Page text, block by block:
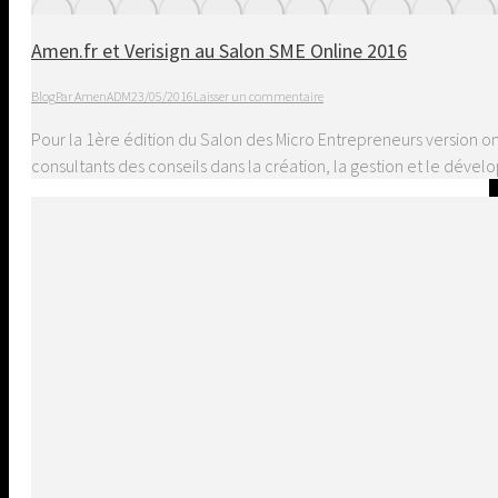
Amen.fr et Verisign au Salon SME Online 2016
BlogParAmenADM23/05/2016Laisser un commentaire
Pour la 1ère édition du Salon des Micro Entrepreneurs version
consultants des conseils dans la création, la gestion et le